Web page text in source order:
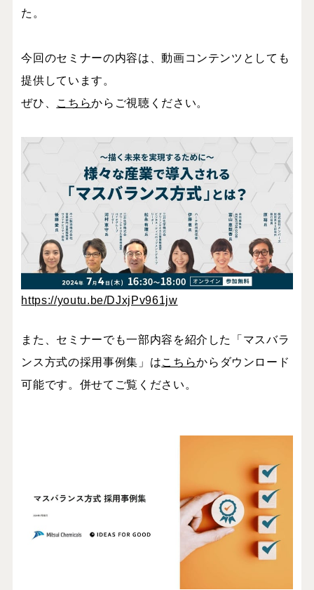
た。
今回のセミナーの内容は、動画コンテンツとしても
提供しています。
ぜひ、 こちらからご視聴ください。
https://youtu.be/DJxjPv961jw
また、セミナーでも一部内容を紹介した「マスバラ
ンス方式の採用事例集」はこちらからダウンロード
可能です。併せてご覧ください。